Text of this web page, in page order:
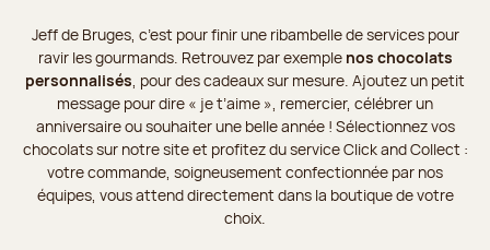
Jeff de Bruges, c’est pour finir une ribambelle de services pour
ravir les gourmands. Retrouvez par exemple nos chocolats
personnalisés , pour des cadeaux sur mesure. Ajoutez un petit
message pour dire « je t’aime », remercier, célébrer un
anniversaire ou souhaiter une belle année ! Sélectionnez vos
chocolats sur notre site et profitez du service Click and Collect :
votre commande, soigneusement confectionnée par nos
équipes, vous attend directement dans la boutique de votre
choix.